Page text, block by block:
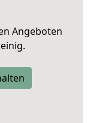
Angeboten